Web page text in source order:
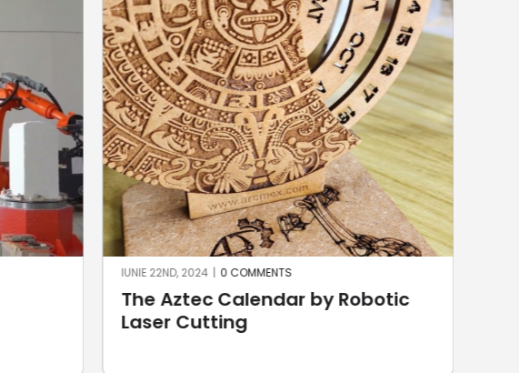
The Aztec Calendar by Robotic
Laser Cutting
IUNIE 22ND, 2024 | 0 COMMENTS